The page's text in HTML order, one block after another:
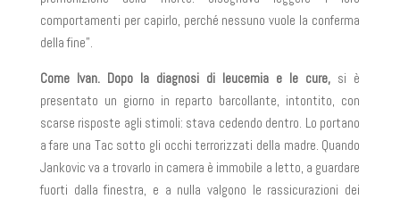
comportamenti per capirlo, perché nessuno vuole la conferma
della fine”.
Come Ivan. Dopo la diagnosi di leucemia e le cure, si è
presentato un giorno in reparto barcollante, intontito, con
scarse risposte agli stimoli: stava cedendo dentro. Lo portano
a fare una Tac sotto gli occhi terrorizzati della madre. Quando
Jankovic va a trovarlo in camera è immobile a letto, a guardare
fuorti dalla finestra, e a nulla valgono le rassicurazioni dei